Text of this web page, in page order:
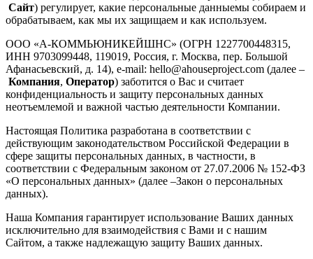
Сайт) регулирует, какие персональные данныемы собираем и
обрабатываем, как мы их защищаем и как используем.
ООО «А-КОММЬЮНИКЕЙШНС» (ОГРН 1227700448315,
ИНН 9703099448, 119019, Россия, г. Москва, пер. Большой
Афанасьевский, д. 14), e-mail: hello@ahouseproject.com (далее –
Компания, Оператор) заботится о Вас и считает
конфиденциальность и защиту персональных данных
неотъемлемой и важной частью деятельности Компании.
Настоящая Политика разработана в соответствии с
действующим законодательством Российской Федерации в
сфере защиты персональных данных, в частности, в
соответствии с Федеральным законом от 27.07.2006 № 152-ФЗ
«О персональных данных» (далее –Закон о персональных
данных).
Наша Компания гарантирует использование Ваших данных
исключительно для взаимодействия с Вами и с нашим
Сайтом, а также надлежащую защиту Ваших данных.